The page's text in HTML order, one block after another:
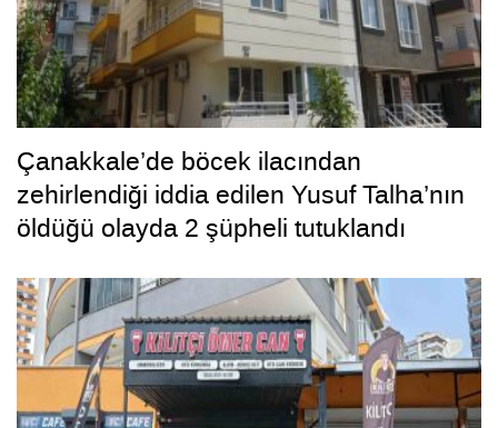
Çanakkale’de böcek ilacından
zehirlendiği iddia edilen Yusuf Talha’nın
öldüğü olayda 2 şüpheli tutuklandı